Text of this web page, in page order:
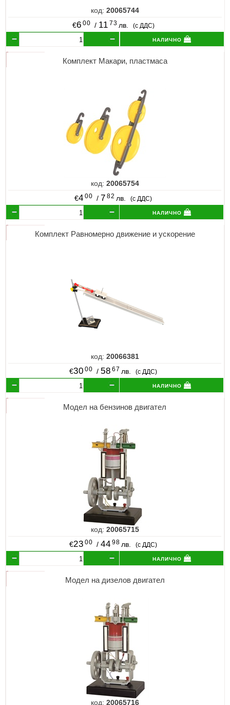
код: 20065744
€6 00 / 11 73 лв. (с ДДС)
налично
Комплект Макари, пластмаса
код: 20065754
€4 00 / 7 82 лв. (с ДДС)
налично
Комплект Равномерно движение и ускорение
код: 20066381
€30 00 / 58 67 лв. (с ДДС)
налично
Модел на бензинов двигател
код: 20065715
€23 00 / 44 98 лв. (с ДДС)
налично
Модел на дизелов двигател
код:20065716